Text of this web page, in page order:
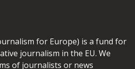
for Europe) is a fund for
journalism in the EU. We
of journalists or news